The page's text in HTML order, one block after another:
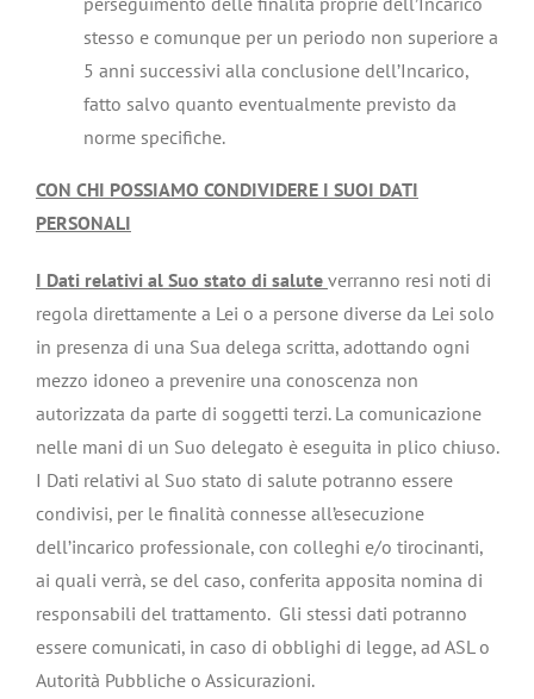
stesso e comunque per un periodo non superiore a
5 anni successivi alla conclusione dell’Incarico,
fatto salvo quanto eventualmente previsto da
norme specifiche.
CON CHI POSSIAMO CONDIVIDERE I SUOI DATI
PERSONALI
I Dati relativi al Suo stato di salute verranno resi noti di
regola direttamente a Lei o a persone diverse da Lei solo
in presenza di una Sua delega scritta, adottando ogni
mezzo idoneo a prevenire una conoscenza non
autorizzata da parte di soggetti terzi. La comunicazione
nelle mani di un Suo delegato è eseguita in plico chiuso.
I Dati relativi al Suo stato di salute potranno essere
condivisi, per le finalità connesse all’esecuzione
dell’incarico professionale, con colleghi e/o tirocinanti,
ai quali verrà, se del caso, conferita apposita nomina di
responsabili del trattamento. Gli stessi dati potranno
essere comunicati, in caso di obblighi di legge, ad ASL o
Autorità Pubbliche o Assicurazioni.